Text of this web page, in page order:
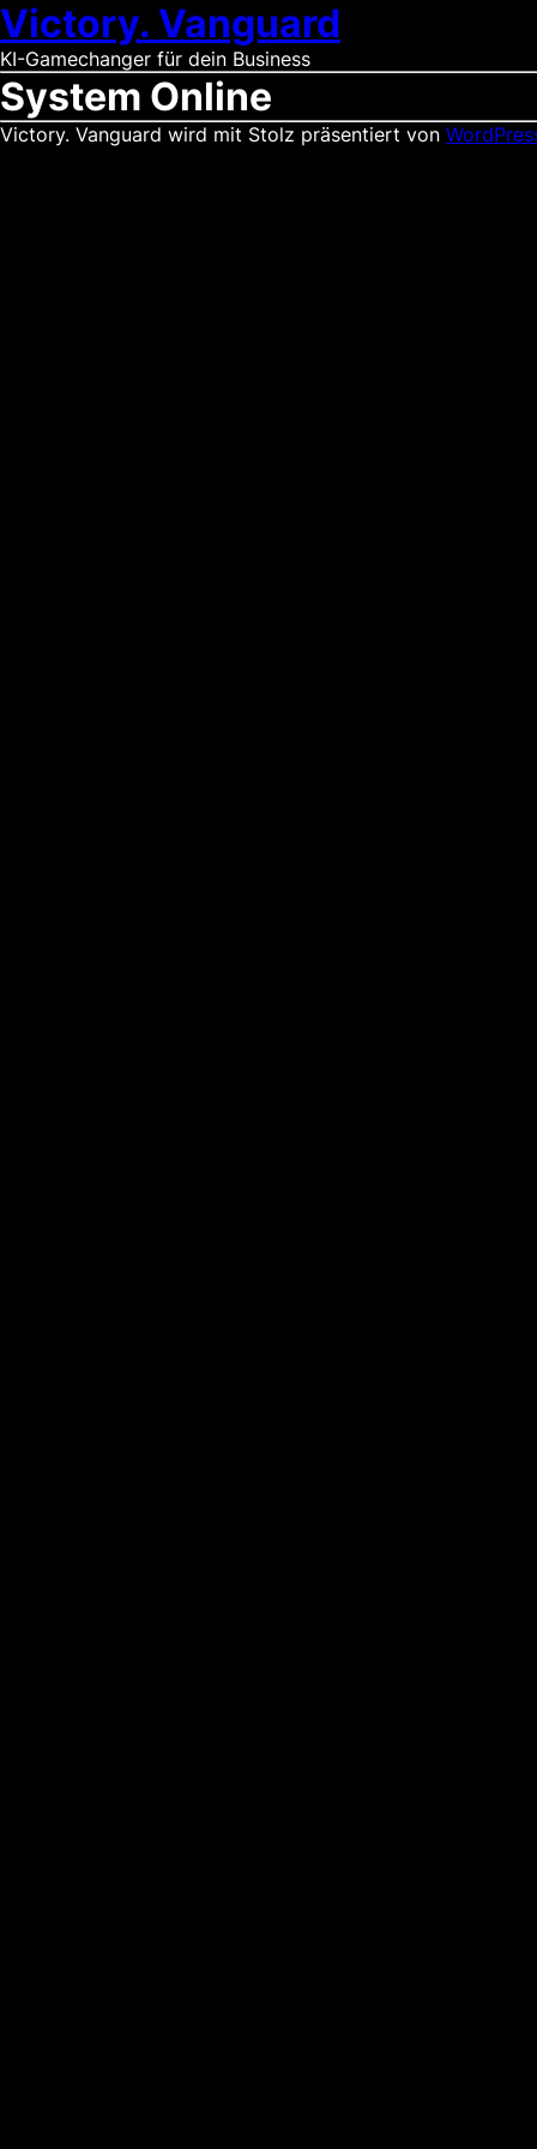
Victory. Vanguard
KI-Gamechanger für dein Business
System Online
Victory. Vanguard wird mit Stolz präsentiert von